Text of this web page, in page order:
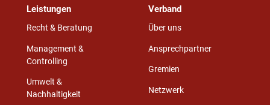
Leistungen
Recht & Beratung
Management &
Controlling
Umwelt &
Nachhaltigkeit
Verband
Über uns
Ansprechpartner
Gremien
Netzwerk